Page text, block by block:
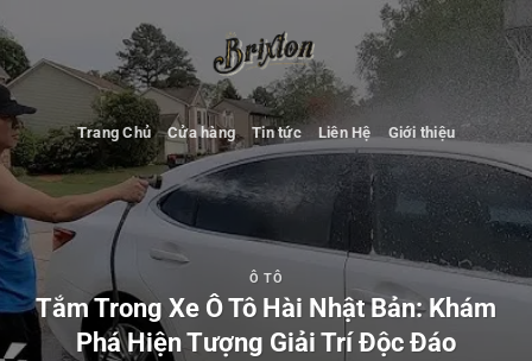
qua
nội
dung
Trang Chủ Cửa hàng Tin tức Liên Hệ Giới thiệu
Ô TÔ
Tắm Trong Xe Ô Tô Hài Nhật Bản: Khám
Phá Hiện Tượng Giải Trí Độc Đáo